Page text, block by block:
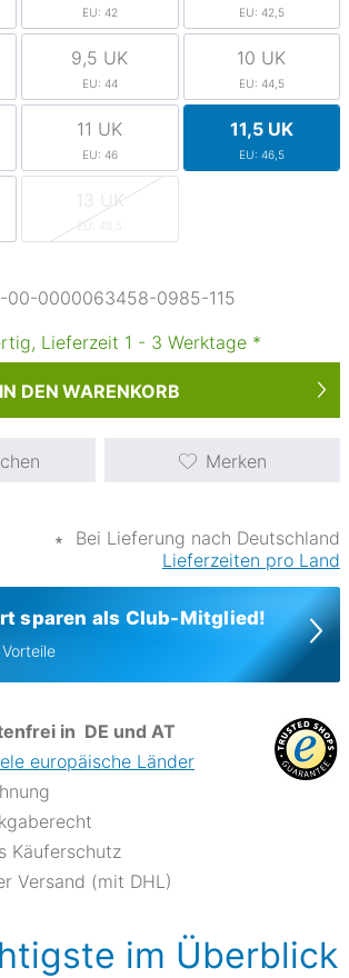
EU: 42 EU: 42,5
9,5 UK
EU: 44
10 UK
EU: 44,5
11 UK
EU: 46
11,5 UK
EU: 46,5
13 UK
EU: 48,5
00-0000063458-0985-115
Lieferzeit 1 - 3 Werktage *
IN DEN WARENKORB
Merken
∗
Bei Lieferung nach Deutschland
Lieferzeiten pro Land
sparen als Club-Mitglied!
in DE und AT
europäische Länder
Käuferschutz
Versand (mit DHL)
im Überblick